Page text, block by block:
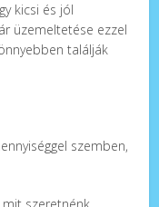
kicsi és jól
üzemeltetése ezzel
találják
szemben,